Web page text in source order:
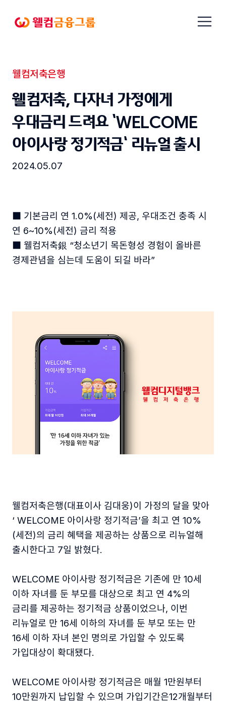
바로가기
메뉴
열기
보도자료
웰컴저축은행
웰컴저축銀, 다자녀 가정에게
우대금리 드려요 ‘WELCOME
아이사랑 정기적금’ 리뉴얼 출시
2024.05.07
■ 기본금리 연 1.0%(세전) 제공, 우대조건 충족 시
연 6~10%(세전) 금리 적용
■ 웰컴저축銀 “청소년기 목돈형성 경험이 올바른
경제관념을 심는데 도움이 되길 바라”
웰컴저축은행(대표이사 김대웅)이 가정의 달을 맞아
‘ WELCOME 아이사랑 정기적금’을 최고 연 10%
(세전)의 금리 혜택을 제공하는 상품으로 리뉴얼해
출시한다고 7일 밝혔다.
WELCOME 아이사랑 정기적금은 기존에 만 10세
이하 자녀를 둔 부모를 대상으로 최고 연 4%의
금리를 제공하는 정기적금 상품이었으나, 이번
리뉴얼로 만 16세 이하의 자녀를 둔 부모 또는 만
16세 이하 자녀 본인 명의로 가입할 수 있도록
가입대상이 확대됐다.
WELCOME 아이사랑 정기적금은 매월 1만원부터
10만원까지 납입할 수 있으며 가입기간은12개월부터